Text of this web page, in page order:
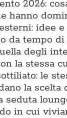
2026:
hanno
idee
da tempo
degli
la stessa
le
la
in cui